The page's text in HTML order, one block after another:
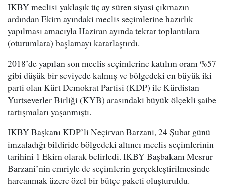
IKBY meclisi yaklaşık üç ay süren siyasi çıkmazın
ardından Ekim ayındaki meclis seçimlerine hazırlık
yapılması amacıyla Haziran ayında tekrar toplantılara
(oturumlara) başlamayı kararlaştırdı.
2018’de yapılan son meclis seçimlerine katılım oranı %57
gibi düşük bir seviyede kalmış ve bölgedeki en büyük iki
parti olan Kürt Demokrat Partisi (KDP) ile Kürdistan
Yurtseverler Birliği (KYB) arasındaki büyük ölçekli şaibe
tartışmaları yaşanmıştı.
IKBY Başkanı KDP’li Neçirvan Barzani, 24 Şubat günü
imzaladığı bildiride bölgedeki altıncı meclis seçimlerinin
tarihini 1 Ekim olarak belirledi. IKBY Başbakanı Mesrur
Barzani’nin emriyle de seçimlerin gerçekleştirilmesinde
harcanmak üzere özel bir bütçe paketi oluşturuldu.